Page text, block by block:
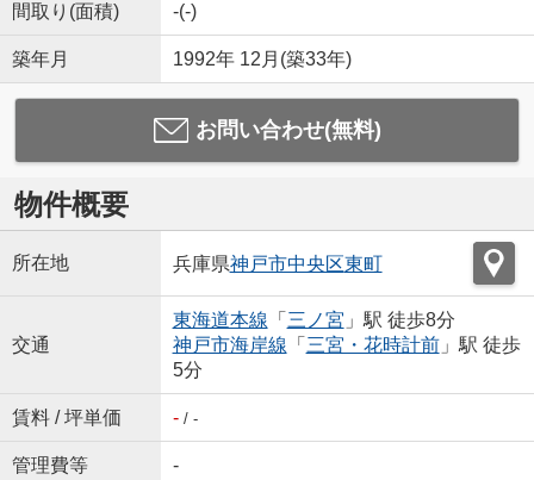
間取り(面積) -(-)
築年月 1992年 12月(築33年)
お問い合わせ(無料)
物件概要
所在地 兵庫県神戸市中央区東町
交通
東海道本線 「 三ノ宮 」駅 徒歩8分
神戸市海岸線 「 三宮・花時計前」駅 徒歩
5分
賃料 / 坪単価 -/ -
管理費等 -